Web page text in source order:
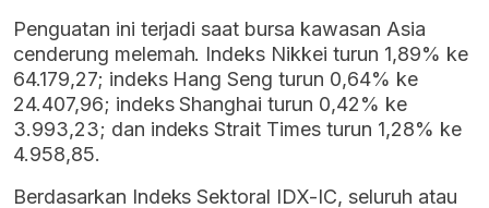
Penguatan ini terjadi saat bursa kawasan Asia
cenderung melemah. Indeks Nikkei turun 1,89% ke
64.179,27; indeks Hang Seng turun 0,64% ke
24.407,96; indeks Shanghai turun 0,42% ke
3.993,23; dan indeks Strait Times turun 1,28% ke
4.958,85.
Berdasarkan Indeks Sektoral IDX-IC, seluruh atau